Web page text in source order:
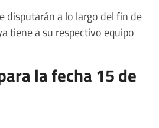
disputarán a lo largo del fin de
tiene a su respectivo equipo
la fecha 15 de